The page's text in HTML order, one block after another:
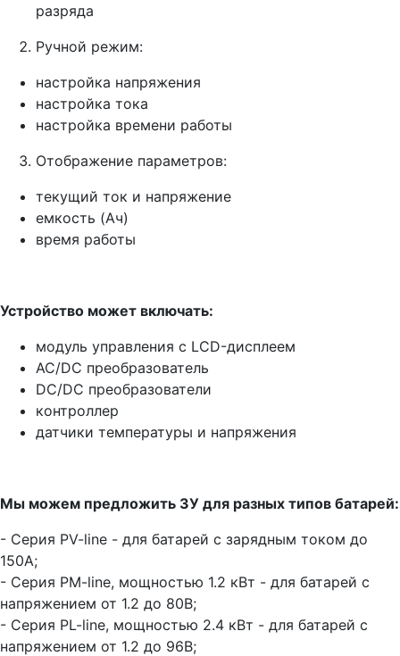
разряда
Ручной режим:
настройка напряжения
настройка тока
настройка времени работы
Отображение параметров:
текущий ток и напряжение
емкость (Ач)
время работы
Устройство может включать:
модуль управления с LCD-дисплеем
AC/DC преобразователь
DC/DC преобразователи
контроллер
датчики температуры и напряжения
Мы можем предложить ЗУ для разных типов батарей:
- Серия PV-line - для батарей с зарядным током до
150А;
- Серия PM-line, мощностью 1.2 кВт - для батарей с
напряжением от 1.2 до 80В;
- Серия PL-line, мощностью 2.4 кВт - для батарей с
напряжением от 1.2 до 96В;